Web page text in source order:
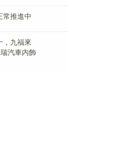
常推進中
，九福來
汽車内飾